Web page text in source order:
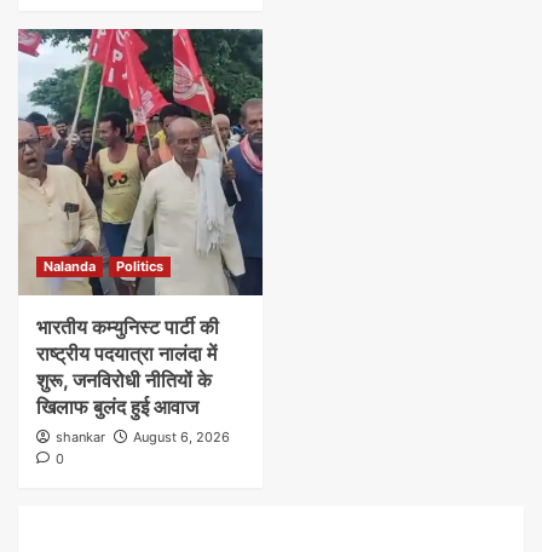
Nalanda Politics
भारतीय कम्युनिस्ट पार्टी की
राष्ट्रीय पदयात्रा नालंदा में
शुरू, जनविरोधी नीतियों के
खिलाफ बुलंद हुई आवाज
shankar
August 6, 2026
0